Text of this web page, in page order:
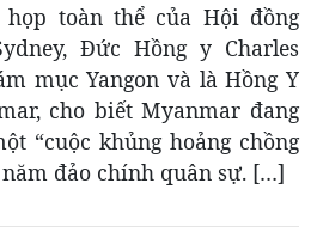
toàn thể của Hội đồng
Đức Hồng y Charles
mục Yangon và là Hồng Y
cho biết Myanmar đang
“cuộc khủng hoảng chồng
năm đảo chính quân sự. […]